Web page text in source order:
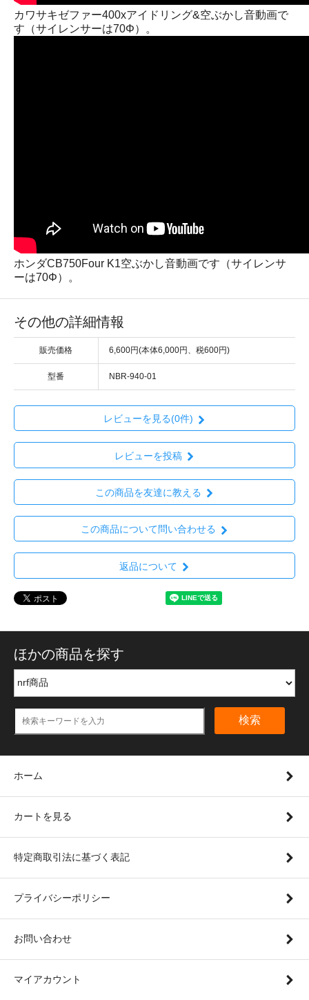
カワサキゼファー400xアイドリング&空ぶかし音動画で
す（サイレンサーは70Φ）。
ホンダCB750Four K1空ぶかし音動画です（サイレンサ
ーは70Φ）。
その他の詳細情報
販売価格 6,600円(本体6,000円、税600円)
型番 NBR-940-01
レビューを見る(0件)
レビューを投稿
この商品を友達に教える
この商品について問い合わせる
返品について
ほかの商品を探す
検索
ホーム
カートを見る
特定商取引法に基づく表記
プライバシーポリシー
お問い合わせ
マイアカウント